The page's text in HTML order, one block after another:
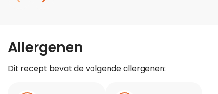
Allergenen
Dit recept bevat de volgende allergenen: